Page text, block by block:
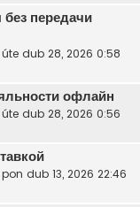
передачи
úte dub 28, 2026 0:58
офлайн
úte dub 28, 2026 0:56
pon dub 13, 2026 22:46